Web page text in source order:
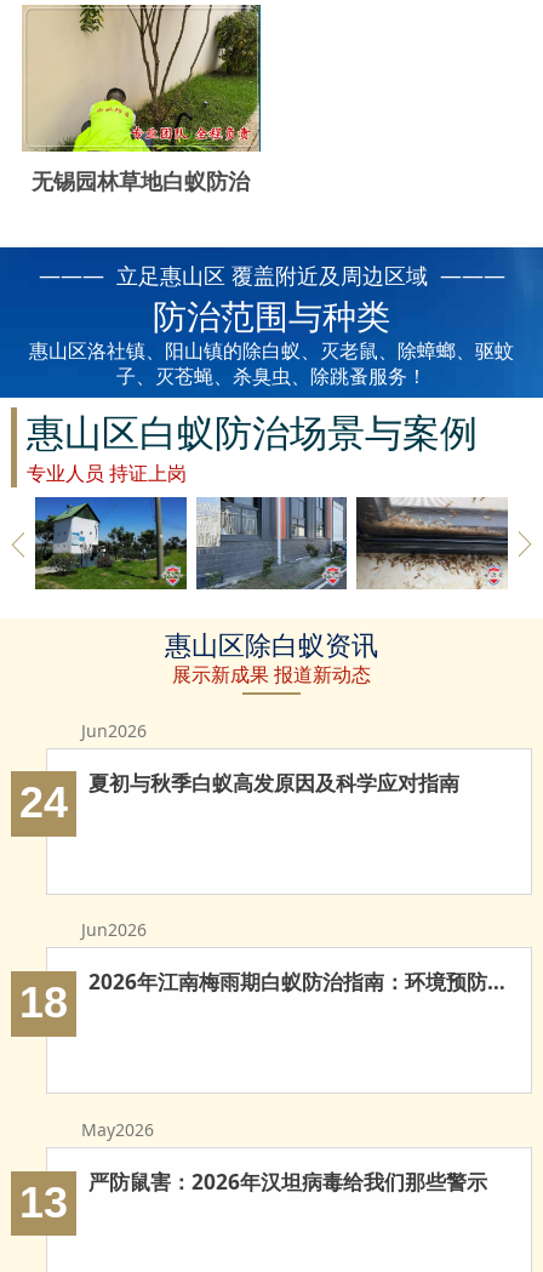
佛山白蚁防治
云浮白蚁防治
新兴白蚁防治
肇庆白蚁防治
无锡园林草地白蚁防治
——— 立足惠山区 覆盖附近及周边区域 ———
防治范围与种类
惠山区洛社镇、阳山镇的除白蚁、灭老鼠、除蟑螂、驱蚊
子、灭苍蝇、杀臭虫、除跳蚤服务！
惠山区白蚁防治场景与案例
专业人员 持证上岗
惠山区草地
惠山区建筑
白蚁防治
惠山区家具
惠山区除白蚁资讯
展示新成果 报道新动态
Jun2026
24 夏初与秋季白蚁高发原因及科学应对指南
Jun2026
18 2026年江南梅雨期白蚁防治指南：环境预防与科学灭治
May2026
13 严防鼠害：2026年汉坦病毒给我们那些警示